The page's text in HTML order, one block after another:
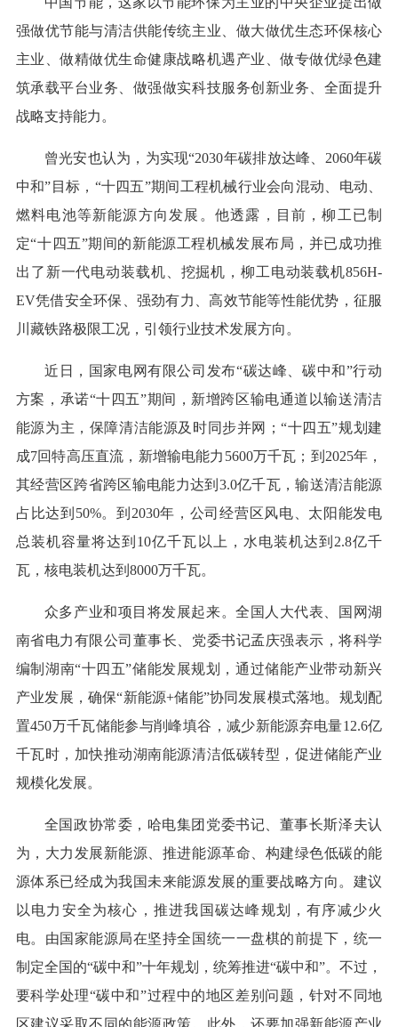
强做优节能与清洁供能传统主业、做大做优生态环保核心
主业、做精做优生命健康战略机遇产业、做专做优绿色建
筑承载平台业务、做强做实科技服务创新业务、全面提升
战略支持能力。
曾光安也认为，为实现“2030年碳排放达峰、2060年碳
中和”目标，“十四五”期间工程机械行业会向混动、电动、
燃料电池等新能源方向发展。他透露，目前，柳工已制
定“十四五”期间的新能源工程机械发展布局，并已成功推
出了新一代电动装载机、挖掘机，柳工电动装载机856H-
EV凭借安全环保、强劲有力、高效节能等性能优势，征服
川藏铁路极限工况，引领行业技术发展方向。
近日，国家电网有限公司发布“碳达峰、碳中和”行动
方案，承诺“十四五”期间，新增跨区输电通道以输送清洁
能源为主，保障清洁能源及时同步并网；“十四五”规划建
成7回特高压直流，新增输电能力5600万千瓦；到2025年，
其经营区跨省跨区输电能力达到3.0亿千瓦，输送清洁能源
占比达到50%。到2030年，公司经营区风电、太阳能发电
总装机容量将达到10亿千瓦以上，水电装机达到2.8亿千
瓦，核电装机达到8000万千瓦。
众多产业和项目将发展起来。全国人大代表、国网湖
南省电力有限公司董事长、党委书记孟庆强表示，将科学
编制湖南“十四五”储能发展规划，通过储能产业带动新兴
产业发展，确保“新能源+储能”协同发展模式落地。规划配
置450万千瓦储能参与削峰填谷，减少新能源弃电量12.6亿
千瓦时，加快推动湖南能源清洁低碳转型，促进储能产业
规模化发展。
全国政协常委，哈电集团党委书记、董事长斯泽夫认
为，大力发展新能源、推进能源革命、构建绿色低碳的能
源体系已经成为我国未来能源发展的重要战略方向。建议
以电力安全为核心，推进我国碳达峰规划，有序减少火
电。由国家能源局在坚持全国统一一盘棋的前提下，统一
制定全国的“碳中和”十年规划，统筹推进“碳中和”。不过，
要科学处理“碳中和”过程中的地区差别问题，针对不同地